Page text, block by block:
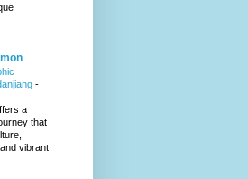
-
a
that
vibrant